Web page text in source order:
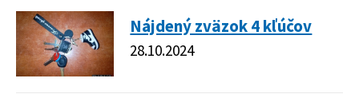
Nájdený zväzok 4 kľúčov
28.10.2024